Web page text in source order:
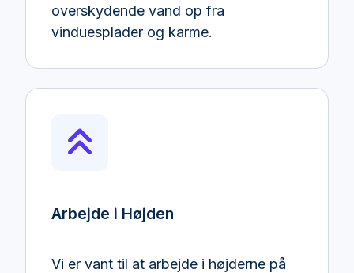
overskydende vand op fra
vinduesplader og karme.
Arbejde i Højden
Vi er vant til at arbejde i højderne på